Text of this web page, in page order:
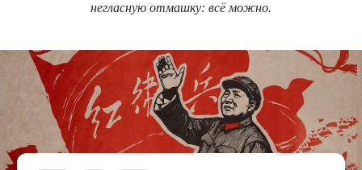
негласную отмашку: всё можно.